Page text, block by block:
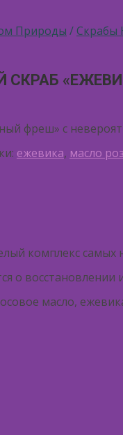
Природы / Скрабы
СКРАБ
фреш» с
ежевика, масло
комплекс
о восстановлении
масло,